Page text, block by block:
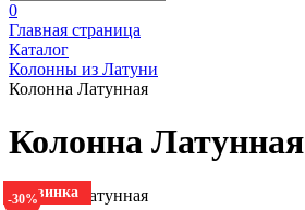
0
Главная страница
Каталог
Колонны из Латуни
Колонна Латунная
Колонна Латунная
Новинка
-30%
Колонна Латунная